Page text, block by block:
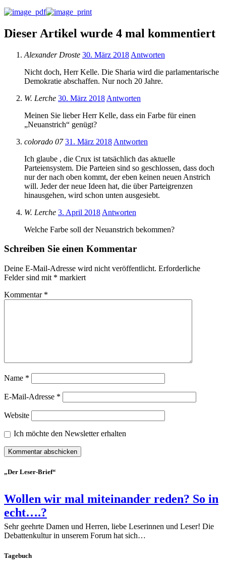
Dieser Artikel wurde 4 mal kommentiert
Alexander Droste 30. März 2018 Antworten
Nicht doch, Herr Kelle. Die Sharia wird die parlamentarische
Demokratie abschaffen. Nur noch 20 Jahre.
W. Lerche 30. März 2018 Antworten
Meinen Sie lieber Herr Kelle, dass ein Farbe für einen
„Neuanstrich“ genügt?
colorado 07 31. März 2018 Antworten
Ich glaube , die Crux ist tatsächlich das aktuelle
Parteiensystem. Die Parteien sind so geschlossen, dass doch
nur der nach oben kommt, der eben keinen neuen Anstrich
will. Jeder der neue Ideen hat, die über Parteigrenzen
hinausgehen, wird schon unten ausgesiebt.
W. Lerche 3. April 2018 Antworten
Welche Farbe soll der Neuanstrich bekommen?
Schreiben Sie einen Kommentar
Deine E-Mail-Adresse wird nicht veröffentlicht. Erforderliche
Felder sind mit * markiert
Kommentar *
Name *
E-Mail-Adresse *
Website
Ich möchte den Newsletter erhalten
„Der Leser-Brief“
Wollen wir mal miteinander reden? So in
echt….?
Sehr geehrte Damen und Herren, liebe Leserinnen und Leser! Die
Debattenkultur in unserem Forum hat sich…
Tagebuch